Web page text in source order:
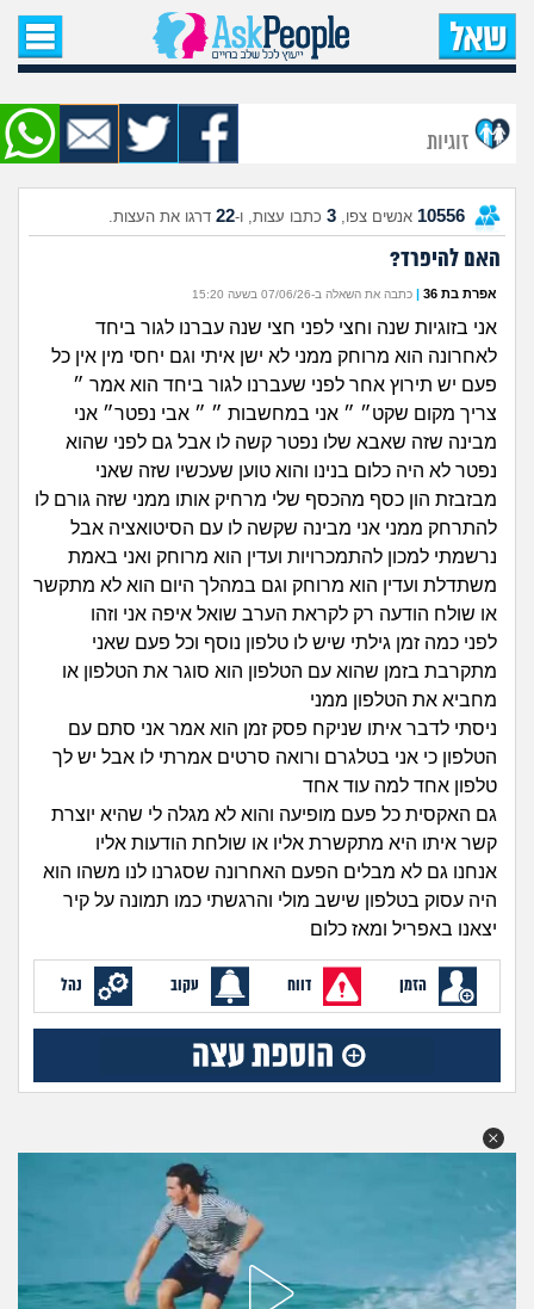
עמוד הבית
שאל שאלה
שאלות חדשות
שאלות שעוררו עניין
עצות חדשות
מה קורה כאן?
מתחם הטיפים
מדורים
זוגיות
היריון ולידה
הורות ומשפחה
מתבגרים
לימודים וסטודנטים
עבודה וקריירה
חברים ואנשים
בית, שכנים ושותפים
מה שעובר עליי
פיננסי וכלכלה
בין הסדינים
חיפוש שאלות
הרשמה | התחברות
זוגיות
10556 אנשים צפו, 3 כתבו עצות, ו-22 דרגו את העצות.
האם להיפרד?
אפרת בת 36 | כתבה את השאלה ב-07/06/26 בשעה 15:20
אני בזוגיות שנה וחצי לפני חצי שנה עברנו לגור ביחד
לאחרונה הוא מרוחק ממני לא ישן איתי וגם יחסי מין אין כל
פעם יש תירוץ אחר לפני שעברנו לגור ביחד הוא אמר ״
צריך מקום שקט״ ״ אני במחשבות ״ ״ אבי נפטר״ אני
מבינה שזה שאבא שלו נפטר קשה לו אבל גם לפני שהוא
נפטר לא היה כלום בנינו והוא טוען שעכשיו שזה שאני
מבזבזת הון כסף מהכסף שלי מרחיק אותו ממני שזה גורם לו
להתרחק ממני אני מבינה שקשה לו עם הסיטואציה אבל
נרשמתי למכון להתמכרויות ועדין הוא מרוחק ואני באמת
משתדלת ועדין הוא מרוחק וגם במהלך היום הוא לא מתקשר
או שולח הודעה רק לקראת הערב שואל איפה אני וזהו
לפני כמה זמן גילתי שיש לו טלפון נוסף וכל פעם שאני
מתקרבת בזמן שהוא עם הטלפון הוא סוגר את הטלפון או
מחביא את הטלפון ממני
ניסתי לדבר איתו שניקח פסק זמן הוא אמר אני סתם עם
הטלפון כי אני בטלגרם ורואה סרטים אמרתי לו אבל יש לך
טלפון אחד למה עוד אחד
גם האקסית כל פעם מופיעה והוא לא מגלה לי שהיא יוצרת
קשר איתו היא מתקשרת אליו או שולחת הודעות אליו
אנחנו גם לא מבלים הפעם האחרונה שסגרנו לנו משהו הוא
היה עסוק בטלפון שישב מולי והרגשתי כמו תמונה על קיר
יצאנו באפריל ומאז כלום
הזמן דווח עקוב נהל